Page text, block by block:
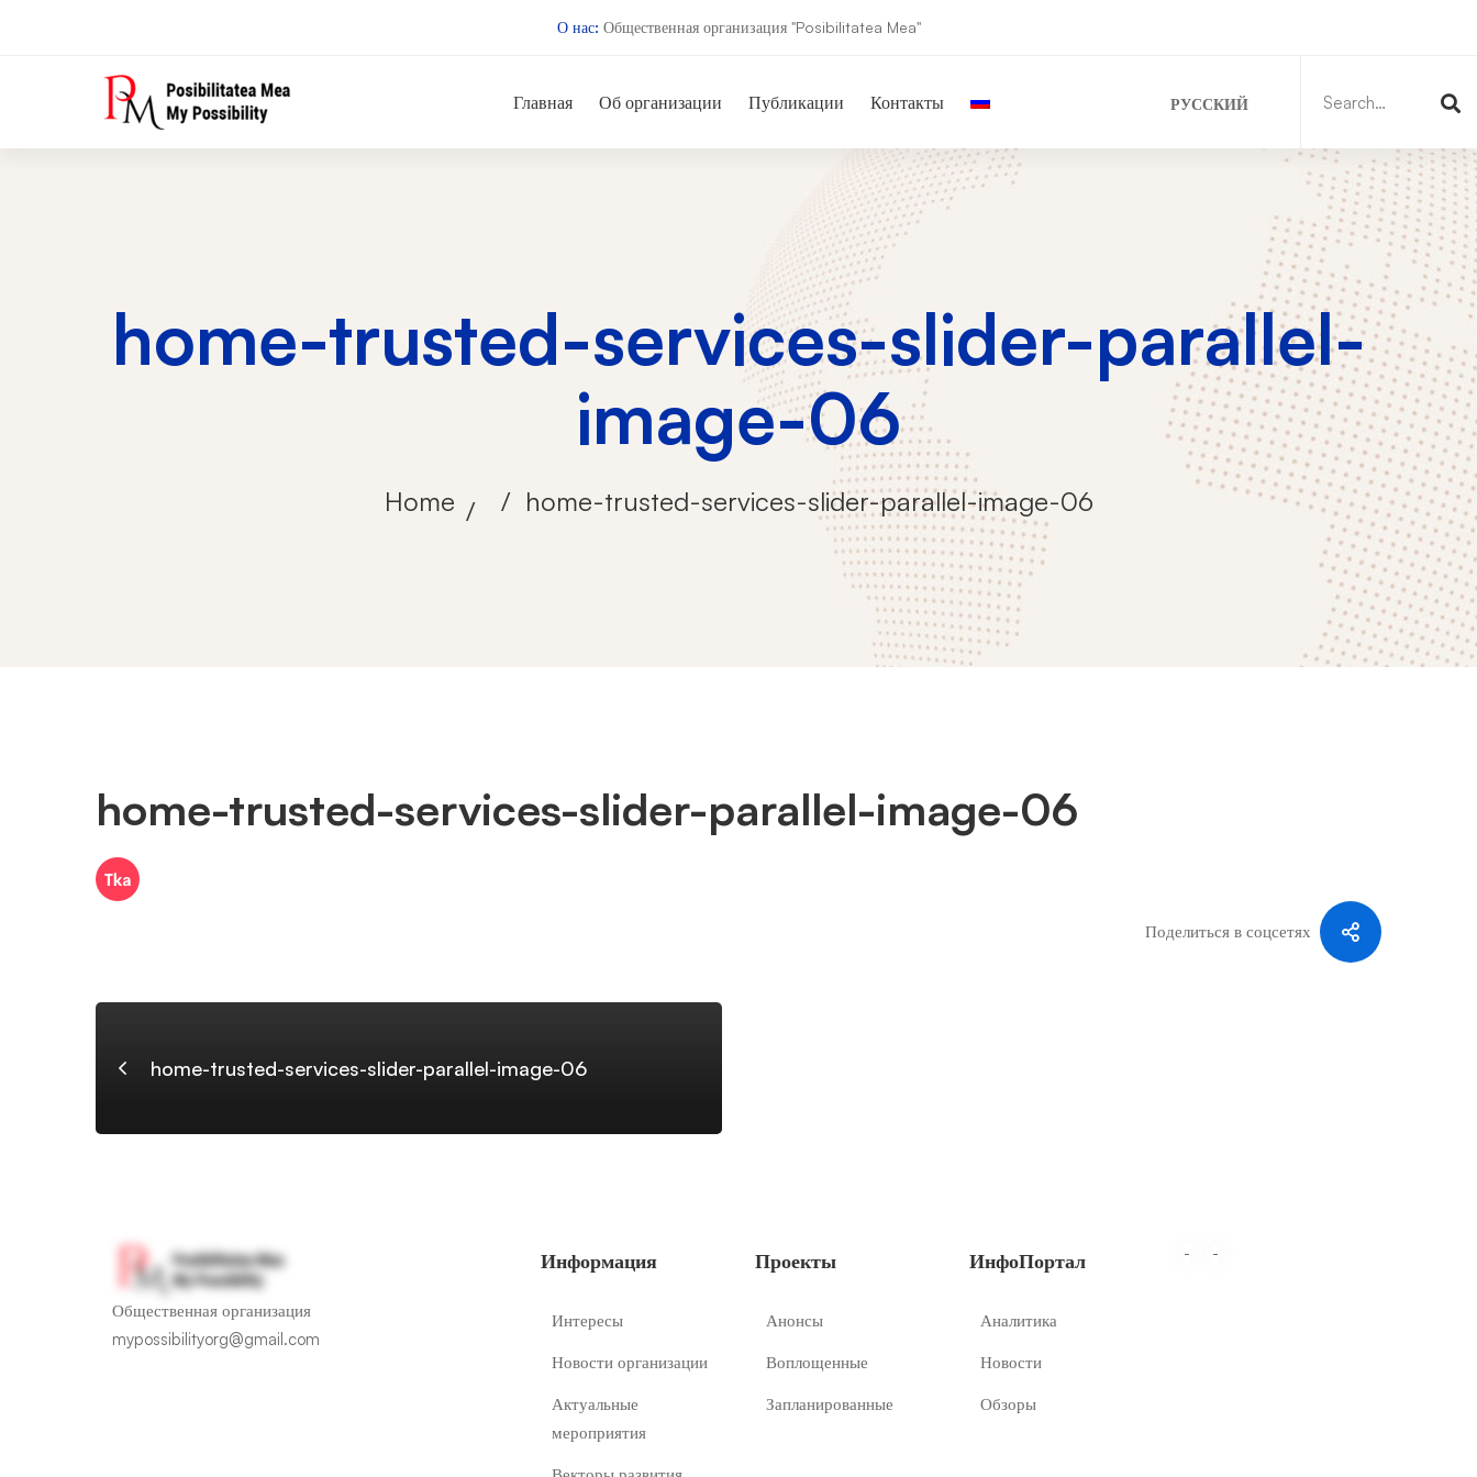
О нас: Общественная организация "Posibilitatea Mea"
Главная Об организации Публикации Контакты РУССКИЙ
home-trusted-services-slider-parallel-
image-06
Home home-trusted-services-slider-parallel-image-06
home-
trusted-
parallel-
06
home-trusted-services-slider-parallel-image-06
Поделиться в соцсетях
home-trusted-services-slider-parallel-image-06
Общественная организация
mypossibilityorg@gmail.com
Информация
Интересы
Новости организации
Актуальные
мероприятия
Проекты
Анонсы
Воплощенные
Запланированные
ИнфоПортал
Аналитика
Новости
Обзоры
- -